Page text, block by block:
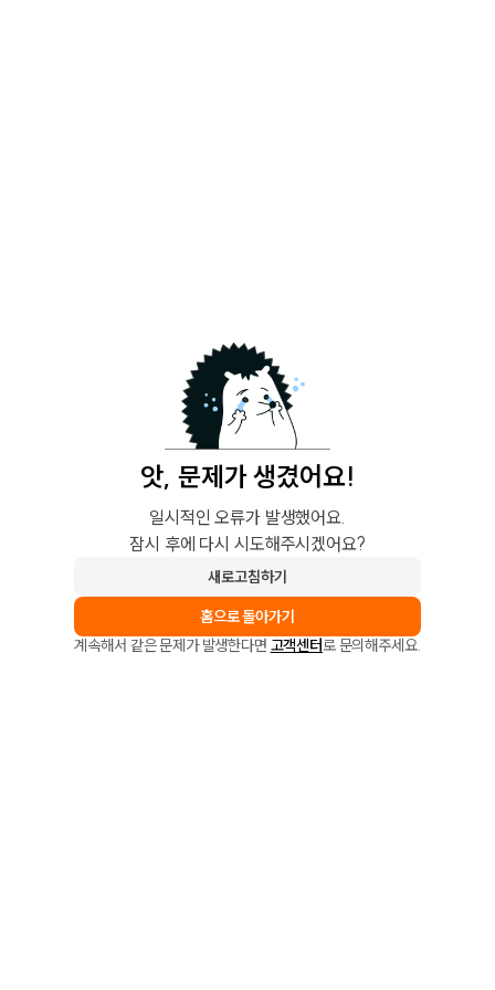
앗, 문제가 생겼어요!
일시적인 오류가 발생했어요.
잠시 후에 다시 시도해주시겠어요?
새로고침하기
홈으로 돌아가기
계속해서 같은 문제가 발생한다면 고객센터로 문의해주세요.